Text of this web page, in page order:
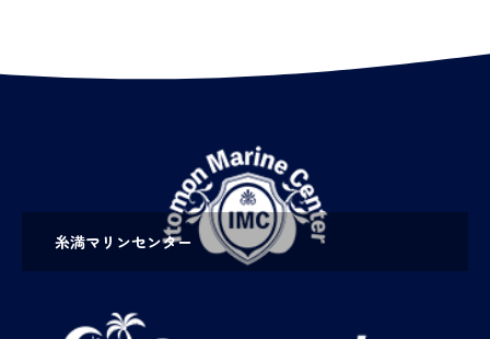
糸満マリンセンター